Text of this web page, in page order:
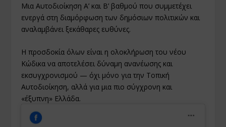
Μια Αυτοδιοίκηση Α’ και Β’ βαθμού που συμμετέχει
ενεργά στη διαμόρφωση των δημόσιων πολιτικών και
αναλαμβάνει ξεκάθαρες ευθύνες.
Η προσδοκία όλων είναι η ολοκλήρωση του νέου
Κώδικα να αποτελέσει δύναμη ανανέωσης και
εκσυγχρονισμού — όχι μόνο για την Τοπική
Αυτοδιοίκηση, αλλά για μια πιο σύγχρονη και
«έξυπνη» Ελλάδα.